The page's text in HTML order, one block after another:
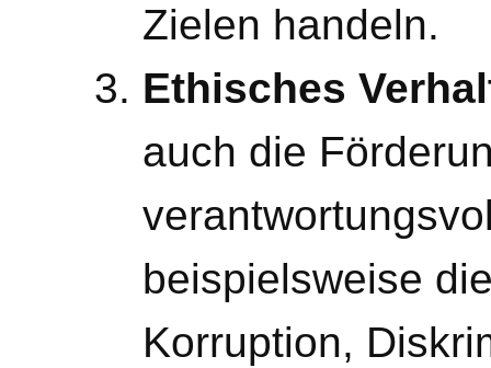
Zielen handeln.
Ethisches
auch die
beispielsweise
Korruption,